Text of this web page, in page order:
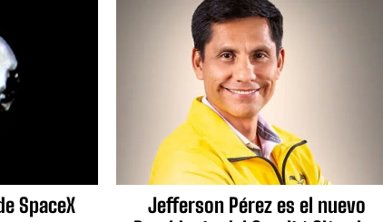
SpaceX
Jefferson Pérez es el nuevo